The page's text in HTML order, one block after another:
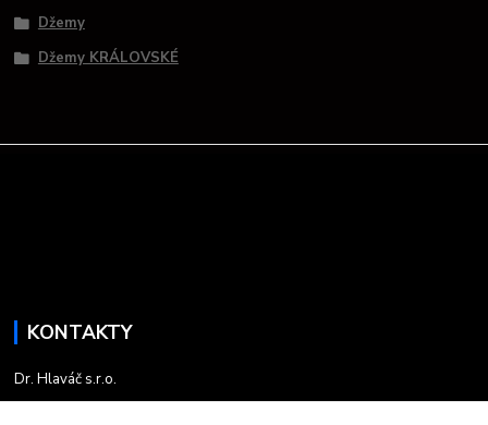
Džemy
Džemy KRÁLOVSKÉ
KONTAKTY
Dr. Hlaváč s.r.o.